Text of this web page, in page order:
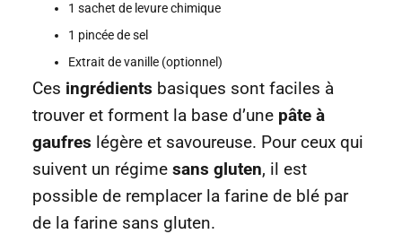
1 sachet de levure chimique
1 pincée de sel
Extrait de vanille (optionnel)
Ces ingrédients basiques sont faciles à
trouver et forment la base d’une pâte à
gaufres légère et savoureuse. Pour ceux qui
suivent un régime sans gluten, il est
possible de remplacer la farine de blé par
de la farine sans gluten.